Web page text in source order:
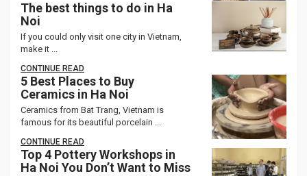
The best things to do in Ha
Noi
If you could only visit one city in Vietnam,
make it ...
CONTINUE READ
5 Best Places to Buy
Ceramics in Ha Noi
Ceramics from Bat Trang, Vietnam is
famous for its beautiful porcelain ...
CONTINUE READ
Top 4 Pottery Workshops in
Ha Noi You Don’t Want to Miss